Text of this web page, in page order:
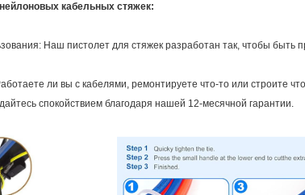
кабельных стяжек:
Наш пистолет для стяжек разработан так, чтобы быть
ли вы с кабелями, ремонтируете что-то или строите
спокойствием благодаря нашей 12-месячной гарантии.